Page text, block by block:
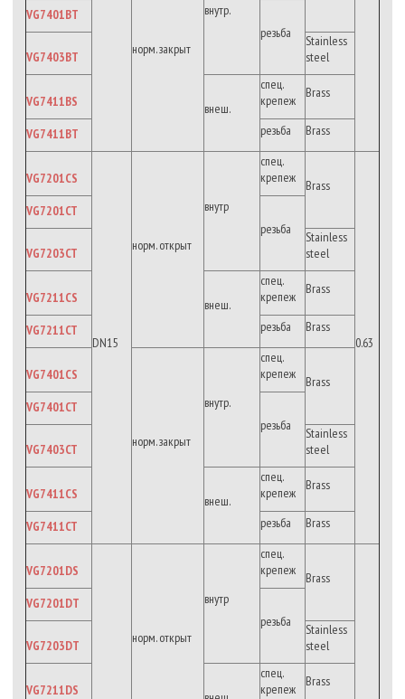
норм. закрыт
внутр.
VG7401BT
резьба
VG7403BT
Stainless
steel
VG7411BS внеш.
спец.
крепеж
Brass
VG7411BT резьба Brass
VG7201CS
DN15
норм. открыт
внутр
спец.
крепеж
Brass
0.63
VG7201CT
резьба
VG7203CT
Stainless
steel
VG7211CS внеш.
спец.
крепеж
Brass
VG7211CT резьба Brass
VG7401CS
норм. закрыт
внутр.
спец.
крепеж
Brass
VG7401CT
резьба
VG7403CT
Stainless
steel
VG7411CS внеш.
спец.
крепеж
Brass
VG7411CT резьба Brass
VG7201DS
норм. открыт
внутр
спец.
крепеж
Brass
VG7201DT
резьба
VG7203DT
Stainless
steel
VG7211DS
спец.
крепеж
Brass